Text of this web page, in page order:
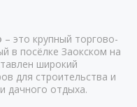
– это крупный торгово-
в посёлке Заокском на
широкий
для строительства и
дачного отдыха.